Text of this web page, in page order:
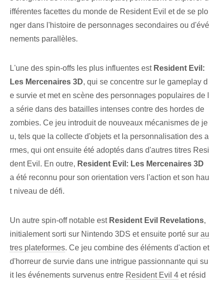
ifférentes facettes du monde de Resident Evil et de se plo
nger dans l'histoire de personnages secondaires ou d'évé
nements parallèles.
L'une des spin-offs les plus influentes est Resident Evil:
Les Mercenaires 3D, qui se concentre sur le gameplay d
e survie et met en scène des personnages populaires de l
a série dans des batailles intenses contre des hordes de
zombies. Ce jeu introduit de nouveaux mécanismes de je
u, tels que la collecte d'objets et la personnalisation des a
rmes, qui ont ensuite été adoptés dans d'autres titres Resi
dent Evil. En outre, Resident Evil: Les Mercenaires 3D
a été reconnu pour son orientation vers l'action et son hau
t niveau de défi.
Un autre spin-off notable est Resident Evil Revelations,
initialement sorti sur Nintendo 3DS et ensuite porté sur au
tres plateformes. Ce jeu combine des éléments d'action et
d'horreur de survie dans une intrigue passionnante qui su
it les événements survenus entre Resident Evil 4 et résid